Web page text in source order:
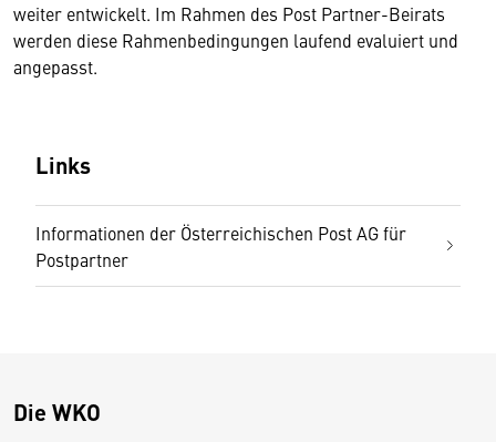
weiter entwickelt. Im Rahmen des Post Partner-Beirats
werden diese Rahmenbedingungen laufend evaluiert und
angepasst.
Links
Informationen der Österreichischen Post AG für
Postpartner
Die WKO